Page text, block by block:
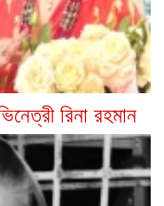
রিনা রহমান